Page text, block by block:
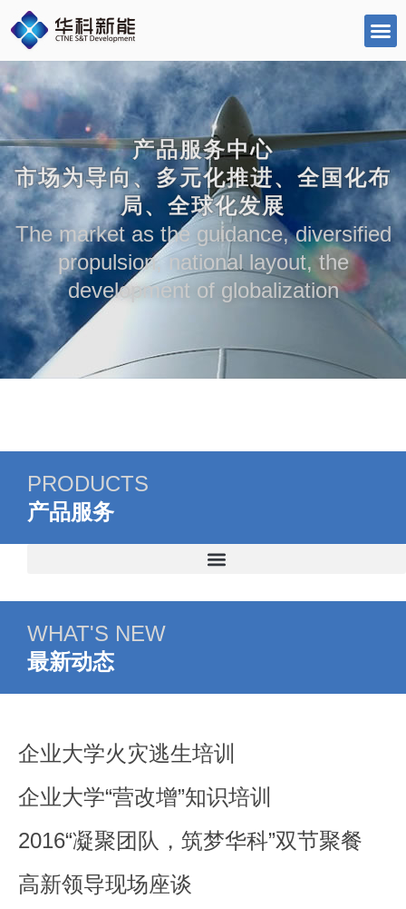
至
容
产品服务中心
市场为导向、多元化推进、全国化布
局、全球化发展
The market as the guidance, diversified
propulsion, national layout, the
development of globalization
PRODUCTS
产品服务
WHAT'S NEW
最新动态
企业大学火灾逃生培训
企业大学“营改增”知识培训
2016“凝聚团队，筑梦华科”双节聚餐
高新领导现场座谈